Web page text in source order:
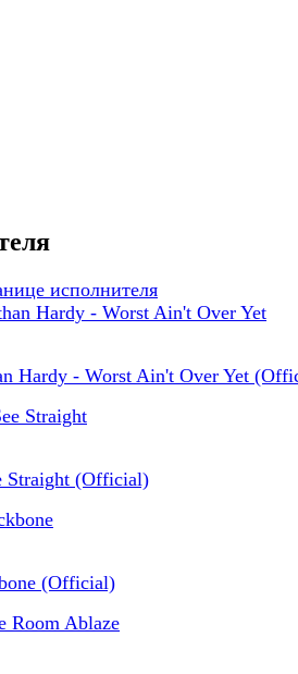
исполнителя
Hardy - Worst Ain't Over Yet
Straight (Official)
(Official)